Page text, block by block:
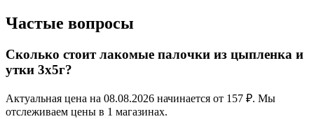
Частые вопросы
Сколько стоит лакомые палочки из цыпленка и
утки 3х5г?
Актуальная цена на 08.08.2026 начинается от 157 ₽. Мы
отслеживаем цены в 1 магазинах.